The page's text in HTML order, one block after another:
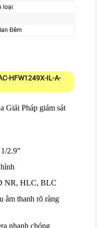
loại
Ðêm
HFW1249X-IL-A-
Giải Pháp giám sát
2.9”
NR, HLC, BLC
âm thanh rõ ràng
nhanh chóng